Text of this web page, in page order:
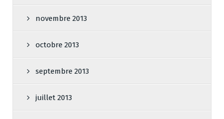
novembre 2013
octobre 2013
septembre 2013
juillet 2013